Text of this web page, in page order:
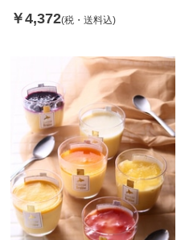
￥4,372(税・送料込)